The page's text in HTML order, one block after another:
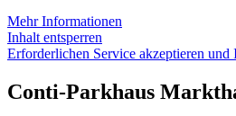
Mehr Informationen
Inhalt entsperren
Erforderlichen Service akzeptieren und
Conti-Parkhaus